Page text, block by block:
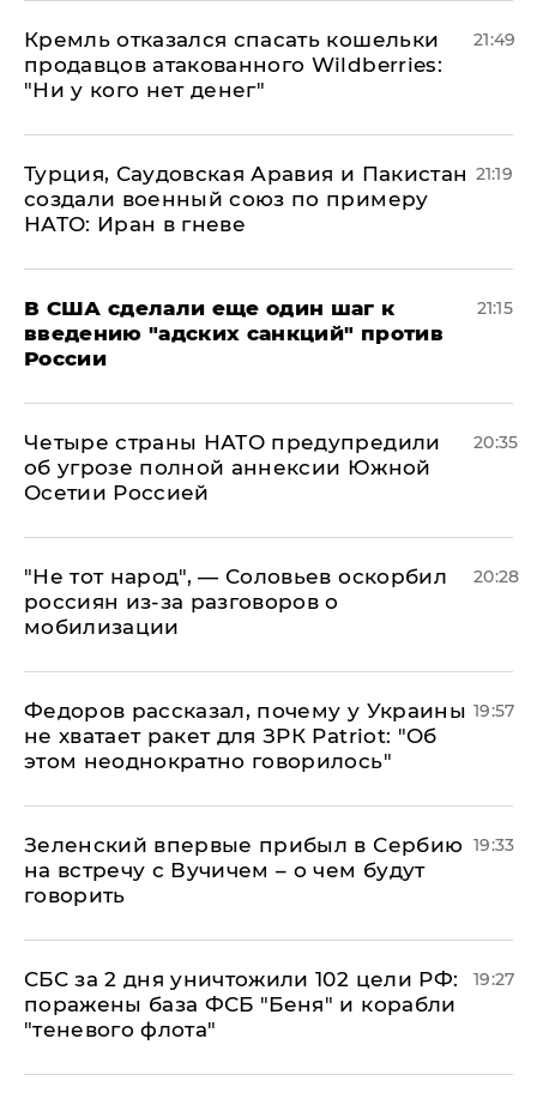
Кремль отказался спасать кошельки
продавцов атакованного Wildberries:
"Ни у кого нет денег"
21:49
Турция, Саудовская Аравия и Пакистан
создали военный союз по примеру
НАТО: Иран в гневе
21:19
В США сделали еще один шаг к
введению "адских санкций" против
России
21:15
Четыре страны НАТО предупредили
об угрозе полной аннексии Южной
Осетии Россией
20:35
​"Не тот народ", — Соловьев оскорбил
россиян из-за разговоров о
мобилизации
20:28
Федоров рассказал, почему у Украины
не хватает ракет для ЗРК Patriot: "Об
этом неоднократно говорилось"
19:57
Зеленский впервые прибыл в Сербию
на встречу с Вучичем – о чем будут
говорить
19:33
СБС за 2 дня уничтожили 102 цели РФ:
поражены база ФСБ "Беня" и корабли
"теневого флота"
19:27